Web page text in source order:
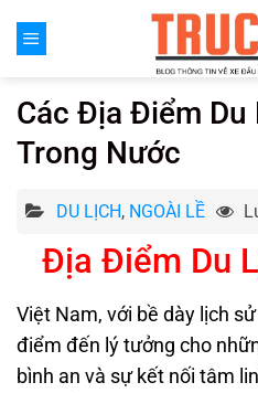
đến
Các Địa Điểm Du
Trong Nước
DU LỊCH, NGOÀI LỀ
Địa Điểm Du
Việt Nam, với bề dày lịch
điểm đến lý tưởng cho
bình an và sự kết nối tâm